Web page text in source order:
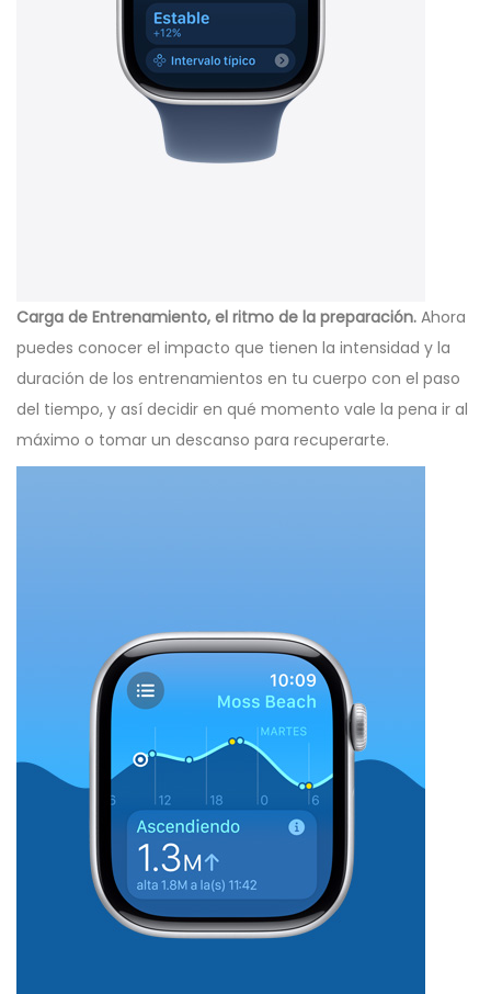
Carga de Entrenamiento, el ritmo de la preparación. Ahora
puedes conocer el impacto que tienen la intensidad y la
duración de los entrenamientos en tu cuerpo con el paso
del tiempo, y así decidir en qué momento vale la pena ir al
máximo o tomar un descanso para recuperarte.